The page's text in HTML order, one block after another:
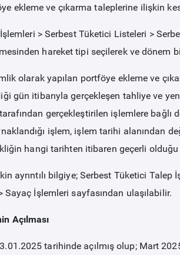
ekleme ve çıkarma taleplerine ilişkin
> Serbest Tüketici Listeleri >
hareket tipi seçilerek ve dönem
olarak yapılan portföye ekleme ve
gün itibarıyla gerçekleşen tahliye ve
tarafından gerçekleştirilen işlemlere
işlem, işlem tarihi alanından
hangi tarihten itibaren geçerli
ayrıntılı bilgiye; Serbest Tüketici
Sayaç İşlemleri sayfasından ulaşılabilir.
Açılması
tarihinde açılmış olup; Mart